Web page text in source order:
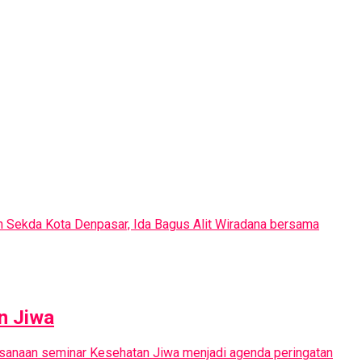
Kota Denpasar, Ida Bagus Alit Wiradana bersama
Jiwa
seminar Kesehatan Jiwa menjadi agenda peringatan